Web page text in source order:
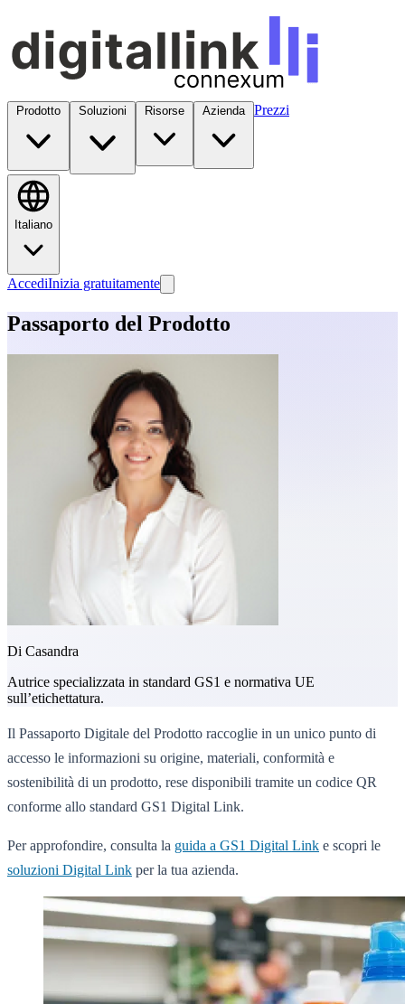
Azienda Prezzi
Italiano
AccediInizia gratuitamente
Passaporto del Prodotto
Di Casandra
Autrice specializzata in standard GS1 e normativa UE
sull’etichettatura.
Il Passaporto Digitale del Prodotto raccoglie in un unico punto di
accesso le informazioni su origine, materiali, conformità e
sostenibilità di un prodotto, rese disponibili tramite un codice QR
conforme allo standard GS1 Digital Link.
Per approfondire, consulta la guida a GS1 Digital Link e scopri le
soluzioni Digital Link per la tua azienda.